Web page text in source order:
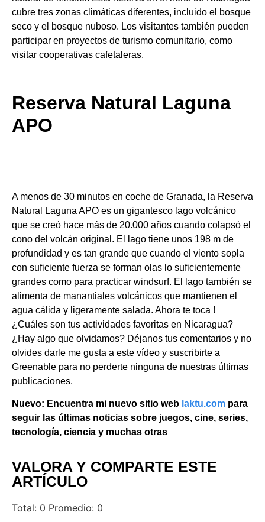
cubre tres zonas climáticas diferentes, incluido el bosque
seco y el bosque nuboso. Los visitantes también pueden
participar en proyectos de turismo comunitario, como
visitar cooperativas cafetaleras.
Reserva Natural Laguna
APO
A menos de 30 minutos en coche de Granada, la Reserva
Natural Laguna APO es un gigantesco lago volcánico
que se creó hace más de 20.000 años cuando colapsó el
cono del volcán original. El lago tiene unos 198 m de
profundidad y es tan grande que cuando el viento sopla
con suficiente fuerza se forman olas lo suficientemente
grandes como para practicar windsurf. El lago también se
alimenta de manantiales volcánicos que mantienen el
agua cálida y ligeramente salada. Ahora te toca !
¿Cuáles son tus actividades favoritas en Nicaragua?
¿Hay algo que olvidamos? Déjanos tus comentarios y no
olvides darle me gusta a este vídeo y suscribirte a
Greenable para no perderte ninguna de nuestras últimas
publicaciones.
Nuevo: Encuentra mi nuevo sitio web laktu.com para
seguir las últimas noticias sobre juegos, cine, series,
tecnología, ciencia y muchas otras
VALORA Y COMPARTE ESTE
ARTÍCULO
Total: 0 Promedio: 0